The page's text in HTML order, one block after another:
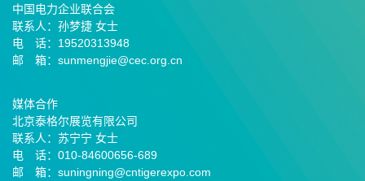
中国电力企业联合会
联系人：孙梦捷 女士
电 话：19520313948
邮 箱：sunmengjie@cec.org.cn
媒体合作
北京泰格尔展览有限公司
联系人：苏宁宁 女士
电 话：010-84600656-689
邮
箱：suningning@cntigerexpo.com